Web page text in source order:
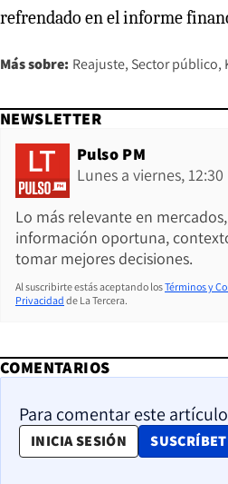
refrendado en el informe
Más sobre: Reajuste Sector público
NEWSLETTER
Pulso PM
Lunes a viernes, 12:30
Lo más relevante en
información oportuna,
tomar mejores decisiones.
Al suscribirte estás aceptando losTérminos y
Privacidad de La Tercera.
COMENTARIOS
Para comentar este
INICIA SESIÓN OPENS IN